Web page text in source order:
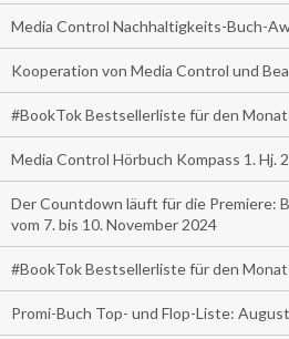
Media Control Nachhaltigkeits-Buch-
Kooperation von Media Control und
#BookTok Bestsellerliste für den
Media Control Hörbuch Kompass 1. Hj.
Der Countdown läuft für die Premiere:
vom 7. bis 10. November 2024
#BookTok Bestsellerliste für den
Promi-Buch Top- und Flop-Liste: